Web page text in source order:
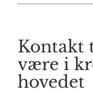
Kontakt
være i
hovedet